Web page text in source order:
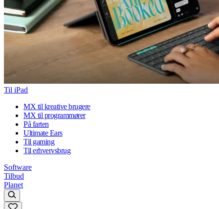
Til iPad
MX til kreative brugere
MX til programmører
På farten
Ultimate Ears
Til gaming
Til erhvervsbrug
Software
Tilbud
Planet